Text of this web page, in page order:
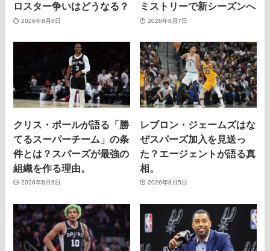
ロスター争いはどうなる？
2026年8月8日
ミストリーで新シーズンへ
2026年8月7日
クリス・ポールが語る「勝
てるスーパーチーム」の条
件とは？スパーズが最強の
組織を作る理由。
2026年8月6日
レブロン・ジェームズはな
ぜスパーズ加入を見送っ
た？エージェントが語る真
相。
2026年8月5日